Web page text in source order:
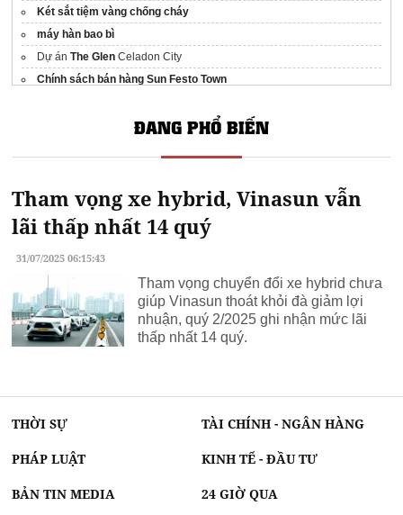
Két sắt tiệm vàng chống cháy
máy hàn bao bì
Dự ánThe Glen Celadon City
Chính sách bán hàng Sun Festo Town
ĐANG PHỔ BIẾN
Tham vọng xe hybrid, Vinasun vẫn
lãi thấp nhất 14 quý
31/07/2025 06:15:43
Tham vọng chuyển đổi xe hybrid chưa
giúp Vinasun thoát khỏi đà giảm lợi
nhuận, quý 2/2025 ghi nhận mức lãi
thấp nhất 14 quý.
THỜI SỰ TÀI CHÍNH - NGÂN HÀNG
PHÁP LUẬT KINH TẾ - ĐẦU TƯ
BẢN TIN MEDIA 24 GIỜ QUA